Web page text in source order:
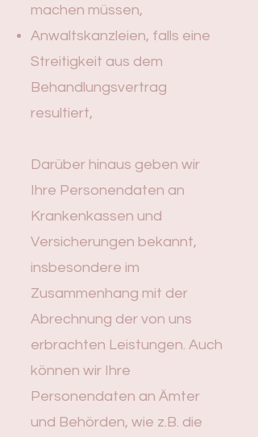
machen müssen,
Anwaltskanzleien, falls eine
Streitigkeit aus dem
Behandlungsvertrag
resultiert,
Darüber hinaus geben wir
Ihre Personendaten an
Krankenkassen und
Versicherungen bekannt,
insbesondere im
Zusammenhang mit der
Abrechnung der von uns
erbrachten Leistungen. Auch
können wir Ihre
Personendaten an Ämter
und Behörden, wie z.B. die